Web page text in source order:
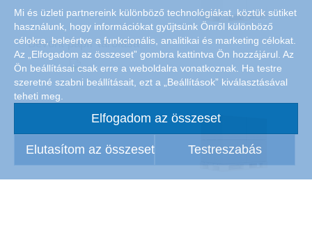
Bevont papír tárolása
Mi és üzleti partnereink különböző technológiákat, köztük sütiket
használunk, hogy információkat gyűjtsünk Önről különböző
célokra, beleértve a funkcionális, analitikai és marketing célokat.
Az „Elfogadom az összeset” gombra kattintva Ön hozzájárul. Az
Ön beállításai csak erre a weboldalra vonatkoznak. Ha testre
szeretné szabni beállításait, ezt a „Beállítások” kiválasztásával
teheti meg.
Elfogadom az összeset
Elutasítom az összeset Testreszabás